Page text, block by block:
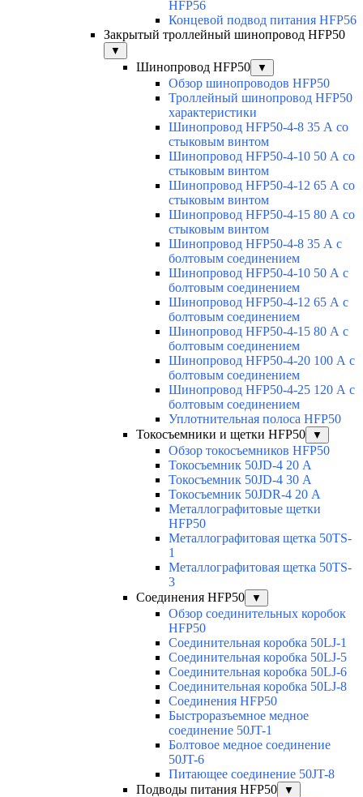
HFP56
Концевой подвод питания HFP56
Закрытый троллейный шинопровод HFP50
▼
Шинопровод HFP50 ▼
Обзор шинопроводов HFP50
Троллейный шинопровод HFP50
характеристики
Шинопровод HFP50-4-8 35 А со
стыковым винтом
Шинопровод HFP50-4-10 50 А со
стыковым винтом
Шинопровод HFP50-4-12 65 А со
стыковым винтом
Шинопровод HFP50-4-15 80 А со
стыковым винтом
Шинопровод HFP50-4-8 35 А с
болтовым соединением
Шинопровод HFP50-4-10 50 А с
болтовым соединением
Шинопровод HFP50-4-12 65 А с
болтовым соединением
Шинопровод HFP50-4-15 80 А с
болтовым соединением
Шинопровод HFP50-4-20 100 А с
болтовым соединением
Шинопровод HFP50-4-25 120 А с
болтовым соединением
Уплотнительная полоса HFP50
Токосъемники и щетки HFP50
▼
Обзор токосъемников HFP50
Токосъемник 50JD-4 20 А
Токосъемник 50JD-4 30 А
Токосъемник 50JDR-4 20 А
Металлографитовые щетки
HFP50
Металлографитовая щетка 50TS-
1
Металлографитовая щетка 50TS-
3
Соединения HFP50
▼
Обзор соединительных коробок
HFP50
Соединительная коробка 50LJ-1
Соединительная коробка 50LJ-5
Соединительная коробка 50LJ-6
Соединительная коробка 50LJ-8
Соединения HFP50
Быстроразъемное медное
соединение 50JT-1
Болтовое медное соединение
50JT-6
Питающее соединение 50JT-8
Подводы питания HFP50
▼